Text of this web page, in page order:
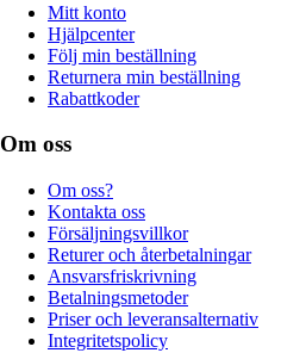
Mitt konto
Hjälpcenter
Följ min beställning
Returnera min beställning
Rabattkoder
Om oss
Om oss?
Kontakta oss
Försäljningsvillkor
Returer och återbetalningar
Ansvarsfriskrivning
Betalningsmetoder
Priser och leveransalternativ
Integritetspolicy